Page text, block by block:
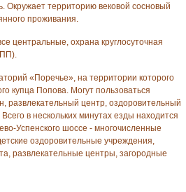
Окружает территорию вековой сосновый
проживания.
центральные, охрана круглосуточная
«Поречье», на территории которого
купца Попова. Могут пользоваться
развлекательный центр, оздоровительный
в нескольких минутах езды находится
Успенского шоссе - многочисленные
оздоровительные учреждения,
развлекательные центры, загородные